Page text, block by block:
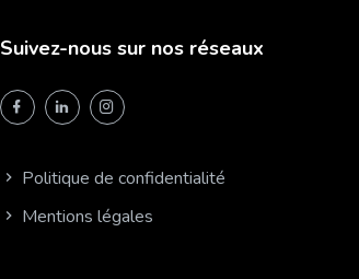
Suivez-nous sur nos réseaux
Politique de confidentialité
Mentions légales